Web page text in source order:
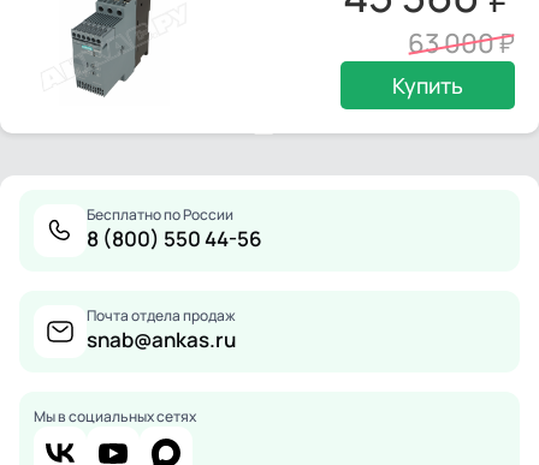
63 000
Купить
Бесплатно по России
8 (800) 550 44-56
Почта отдела продаж
snab@ankas.ru
Мы в социальных сетях